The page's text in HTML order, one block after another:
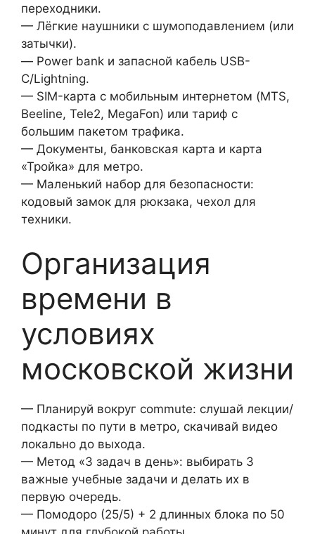
переходники.
— Лёгкие наушники с шумоподавлением (или
затычки).
— Power bank и запасной кабель USB-
C/Lightning.
— SIM-карта с мобильным интернетом (MTS,
Beeline, Tele2, MegaFon) или тариф с
большим пакетом трафика.
— Документы, банковская карта и карта
«Тройка» для метро.
— Маленький набор для безопасности:
кодовый замок для рюкзака, чехол для
техники.
Организация
времени в
условиях
московской жизни
— Планируй вокруг commute: слушай лекции/
подкасты по пути в метро, скачивай видео
локально до выхода.
— Метод «3 задач в день»: выбирать 3
важные учебные задачи и делать их в
первую очередь.
— Помодоро (25/5) + 2 длинных блока по 50